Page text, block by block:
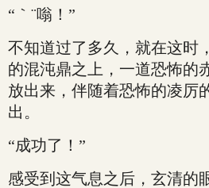
“｀¨嗡！”
不知道过了多久，就在这时
的混沌鼎之上，一道恐怖的
放出来，伴随着恐怖的凌厉
出。
“成功了！”
感受到这气息之后，玄清的